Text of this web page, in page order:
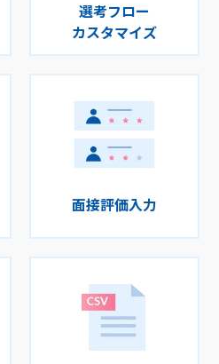
選考フロー
カスタマイズ
面接評価入力